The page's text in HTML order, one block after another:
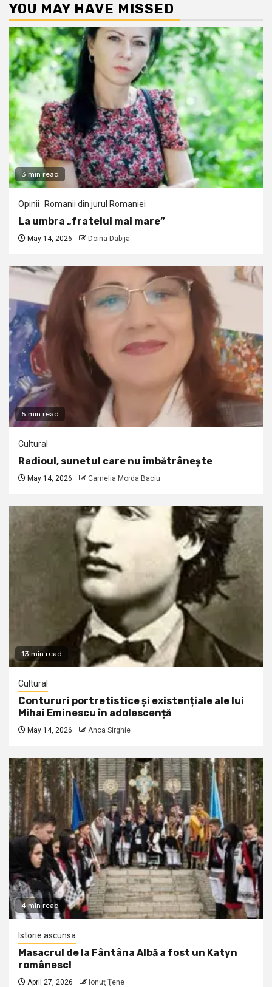
YOU MAY HAVE MISSED
3 min read
Opinii Romanii din jurul Romaniei
La umbra „fratelui mai mare”
May 14, 2026 Doina Dabija
5 min read
Cultural
Radioul, sunetul care nu îmbătrânește
May 14, 2026 Camelia Morda Baciu
13 min read
Cultural
Contururi portretistice și existențiale ale lui
Mihai Eminescu în adolescență
May 14, 2026 Anca Sirghie
4 min read
Istorie ascunsa
Masacrul de la Fântâna Albă a fost un Katyn
românesc!
April 27, 2026 Ionuţ Ţene